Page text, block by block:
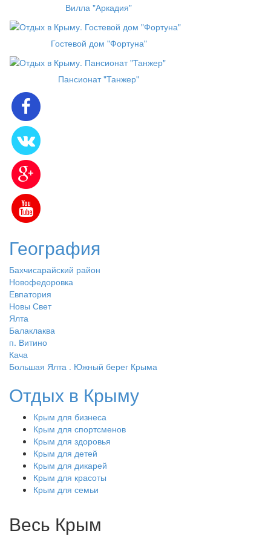
Вилла "Аркадия"
Гостевой дом "Фортуна"
Пансионат "Танжер"
География
Бахчисарайский район
Новофедоровка
Евпатория
Новы Свет
Ялта
Балаклаква
п. Витино
Кача
Большая Ялта . Южный берег Крыма
Отдых в Крыму
Крым для бизнеса
Крым для спортсменов
Крым для здоровья
Крым для детей
Крым для дикарей
Крым для красоты
Крым для семьи
Весь Крым